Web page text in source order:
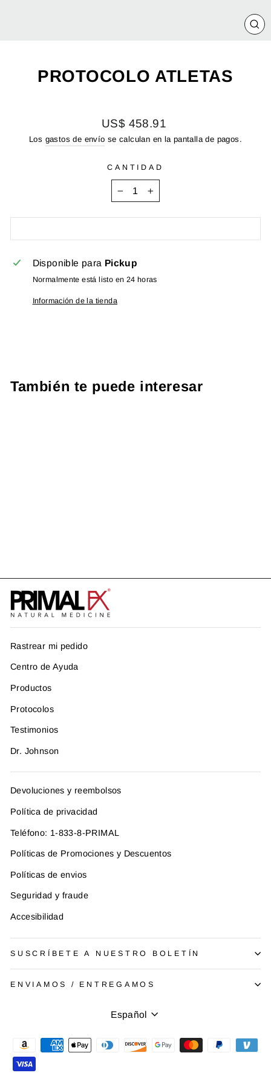
PROTOCOLO ATLETAS
Precio
habitual
US$ 458.91
Los gastos de envío se calculan en la pantalla de pagos.
CANTIDAD
Disponible para Pickup
Normalmente está listo en 24 horas
Información de la tienda
También te puede interesar
Rastrear mi pedido
Centro de Ayuda
Productos
Protocolos
Testimonios
Dr. Johnson
Devoluciones y reembolsos
Política de privacidad
Teléfono: 1-833-8-PRIMAL
Políticas de Promociones y Descuentos
Políticas de envios
Seguridad y fraude
Accesibilidad
SUSCRÍBETE A NUESTRO BOLETÍN
ENVIAMOS / ENTREGAMOS
Idioma
Español